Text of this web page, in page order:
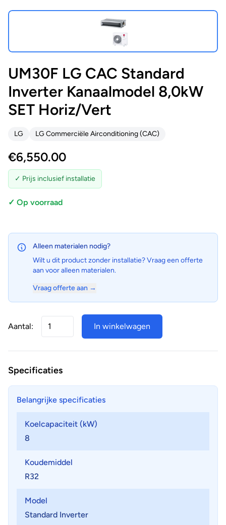
UM30F LG CAC Standard
Inverter Kanaalmodel 8,0kW
SET Horiz/Vert
LG LG Commerciële Airconditioning (CAC)
€6,550.00
✓ Prijs inclusief installatie
✓ Op voorraad
Alleen materialen nodig?
Wilt u dit product zonder installatie? Vraag een offerte
aan voor alleen materialen.
Vraag offerte aan →
Aantal: In winkelwagen
Specificaties
Belangrijke specificaties
Koelcapaciteit (kW)
8
Koudemiddel
R32
Model
Standard Inverter